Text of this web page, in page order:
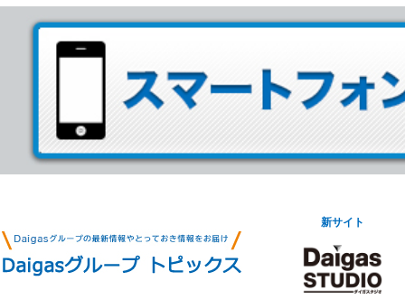
新サイト